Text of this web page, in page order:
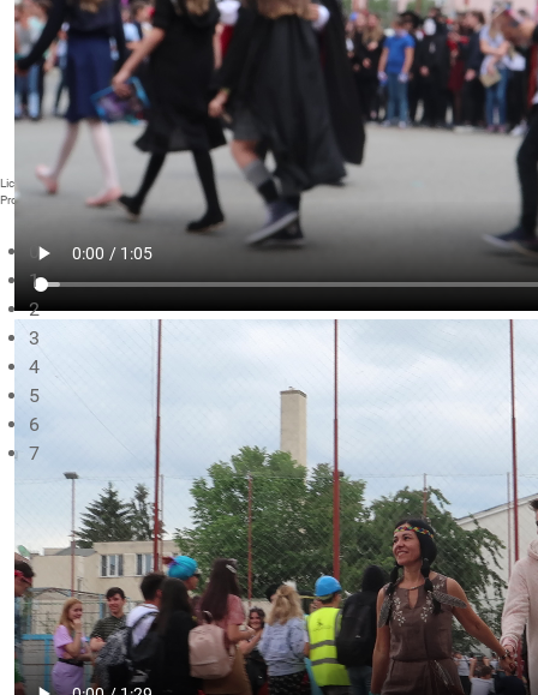
Liceul Teoretic "Nicolae Bălcescu" Cluj-Napoca
Proiect modernizare
0
1
2
3
4
5
6
7